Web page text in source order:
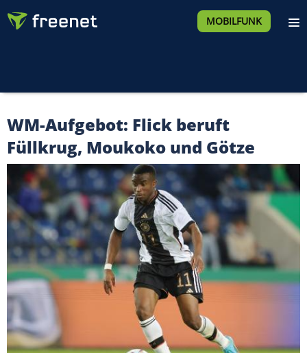
MOBILFUNK
WM-Aufgebot: Flick beruft
Füllkrug, Moukoko und Götze